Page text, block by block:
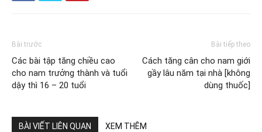
Bài trước
Các bài tập tăng chiều cao
cho nam trưởng thành và tuổi
dậy thì 16 – 20 tuổi
Bài tiếp theo
Cách tăng cân cho nam giới
gầy lâu năm tại nhà [không
dùng thuốc]
BÀI VIẾT LIÊN QUAN XEM THÊM